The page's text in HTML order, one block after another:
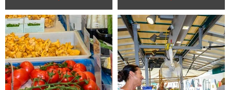
continue continue